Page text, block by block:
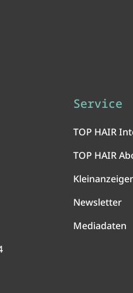
Service
TOP HAIR
TOP HAIR
Newsletter
Mediadaten